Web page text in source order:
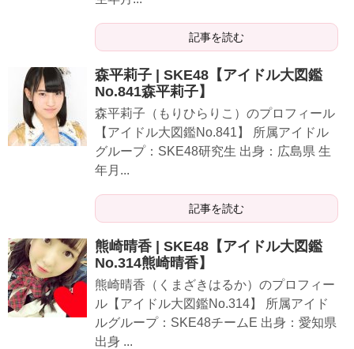
記事を読む
森平莉子 | SKE48【アイドル大図鑑
No.841森平莉子】
森平莉子（もりひらりこ）のプロフィール
【アイドル大図鑑No.841】 所属アイドル
グループ：SKE48研究生 出身：広島県 生
年月...
記事を読む
熊崎晴香 | SKE48【アイドル大図鑑
No.314熊崎晴香】
熊崎晴香（くまざきはるか）のプロフィー
ル【アイドル大図鑑No.314】 所属アイド
ルグループ：SKE48チームE 出身：愛知県
出身 ...